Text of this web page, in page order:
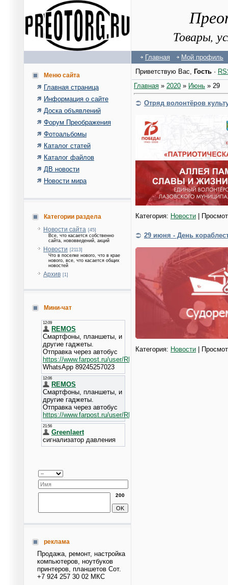
Товары,
Главная Мой профиль
Меню сайта
Главная страница
Информация о сайте
Доска объявлений
Форум Преображения
Фотоальбомы
Каталог статей
Каталог файлов
ДВ новости
Новости мира
Категории раздела
Новости сайта [45]
Все, что касается собственно
сайта, нововведений, акций
Новости [2113]
Что в поселке нового, что в крае
нового, все, что касается общих
новостей
Архив [1]
Мини-чат
200
реклама
Продажа, ремонт, настройка
компьютеров, ноутбуков
принтеров, планшетов Сот.
+7 924 257 30 02 МКС
Приветствую Вас, Гость ·
Главная » 2020 » Июнь » 29
Отряд волонтёров
Категория: Новости |
29 июня - День
Категория: Новости |